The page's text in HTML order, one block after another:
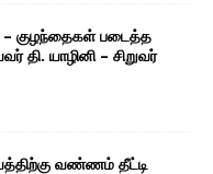
– குழந்தைகள் படைத்த
தி. யாழினி – சிறுவர்
வண்ணம் தீட்டி